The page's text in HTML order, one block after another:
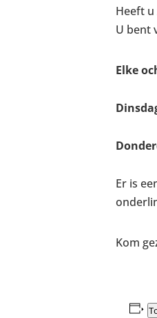
Heeft
U bent
Elke
Er is
Kom